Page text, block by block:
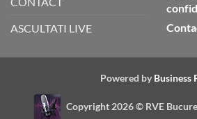
ASCULTATI LIVE
Powered by Business
Copyright 2026 © RVE